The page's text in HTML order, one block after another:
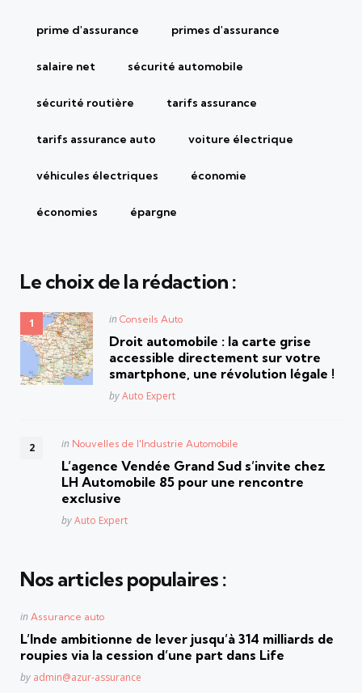
prime d'assurance primes d'assurance
salaire net sécurité automobile
sécurité routière tarifs assurance
tarifs assurance auto voiture électrique
véhicules électriques économie
économies épargne
Le choix de la rédaction :
Posted
in Conseils Auto
Droit automobile : la carte grise
accessible directement sur votre
smartphone, une révolution légale !
Posted
byAuto Expert
Posted
in Nouvelles de l'Industrie Automobile
L’agence Vendée Grand Sud s’invite chez
LH Automobile 85 pour une rencontre
exclusive
Posted
byAuto Expert
Nos articles populaires :
Posted
in Assurance auto
L’Inde ambitionne de lever jusqu’à 314 milliards de
roupies via la cession d’une part dans Life
Posted
by admin@azur-assurance